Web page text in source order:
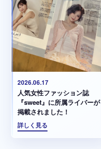
2026.06.17
人気女性ファッション誌
『sweet』に所属ライバーが
掲載されました！
詳しく見る